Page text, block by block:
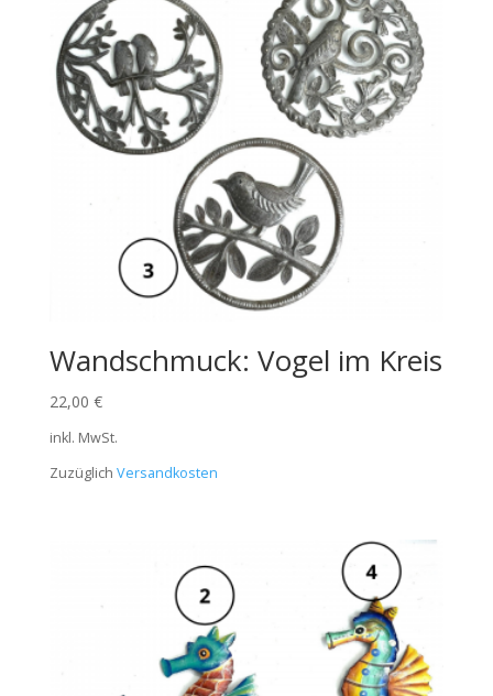
Wandschmuck: Vogel im Kreis
22,00 €
inkl. MwSt.
Zuzüglich Versandkosten